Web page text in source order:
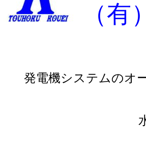
（
発電機システムのオ